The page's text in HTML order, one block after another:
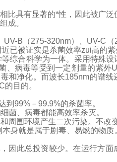
比具有显著的*性，因此被广泛
成。
UV-B（275-320nm） UV-C（
近已被证实是杀菌效率zui高的紫
综合科学为一体。采用特殊
、病毒等受到一定剂量的紫外
和净化。而波长185nm的谱线
的目的。
到 99%－ 99.9%的杀菌率。
菌、病毒都能高效率杀灭。
周围环境产生二次污染。不改
身就是属于剧毒、易燃的物
因此总投资较少。在运行方面